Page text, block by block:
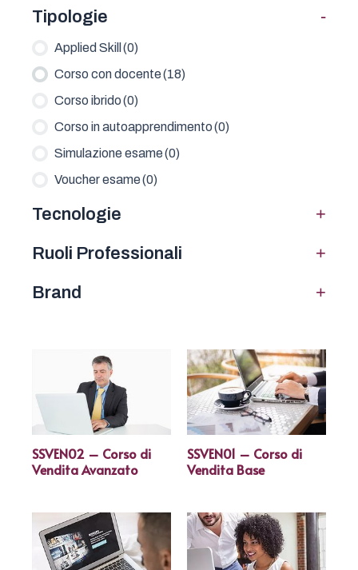
Tipologie -
Applied Skill (0)
Corso con docente(18)
Corso ibrido(0)
Corso in autoapprendimento(0)
Simulazione esame(0)
Voucher esame(0)
Tecnologie +
Ruoli Professionali +
Brand +
SSVEN02 – Corso di
Vendita Avanzato
SSVEN01 – Corso di
Vendita Base